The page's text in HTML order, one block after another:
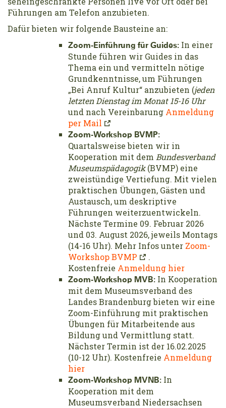
Führungen am Telefon anzubieten.
Dafür bieten wir folgende Bausteine an:
Zoom-Einführung für Guides: In einer
Stunde führen wir Guides in das
Thema ein und vermitteln nötige
Grundkenntnisse, um Führungen
„Bei Anruf Kultur“ anzubieten (jeden
letzten Dienstag im Monat 15-16 Uhr
und nach Vereinbarung Anmeldung
per Mail
Zoom-Workshop BVMP:
Quartalsweise bieten wir in
Kooperation mit dem Bundesverband
Museumspädagogik(BVMP) eine
zweistündige Vertiefung. Mit vielen
praktischen Übungen, Gästen und
Austausch, um deskriptive
Führungen weiterzuentwickeln.
Nächste Termine 09. Februar 2026
und 03. August 2026, jeweils Montags
(14-16 Uhr). Mehr Infos unter Zoom-
Workshop BVMP
.
Kostenfreie Anmeldung hier
Zoom-Workshop MVB: In Kooperation
mit dem Museumsverband des
Landes Brandenburg bieten wir eine
Zoom-Einführung mit praktischen
Übungen für Mitarbeitende aus
Bildung und Vermittlung statt.
Nächster Termin ist der 16.02.2025
(10-12 Uhr). Kostenfreie Anmeldung
hier
Zoom-Workshop MVNB: In
Kooperation mit dem
Museumsverband Niedersachsen